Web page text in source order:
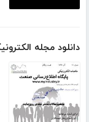
دانلود مجله